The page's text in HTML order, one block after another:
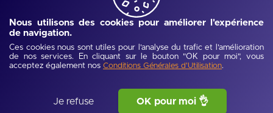
Nous utilisons des cookies pour améliorer l'expérience
de navigation.
Ces cookies nous sont utiles pour l'analyse du trafic et l'amélioration
de nos services. En cliquant sur le bouton "OK pour moi", vous
acceptez également nos Conditions Générales d'Utilisation.
Je refuse OK pour moi 👌
Maçon / Marbrier funéraire
Blois,Loir-et-Cher,Centre-Val de Loire,France